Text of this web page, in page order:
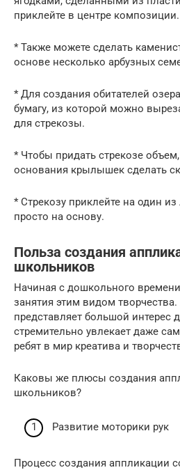
приклейте в центре композиции.
* Также можете сделать
основе несколько арбузных
* Для создания обитателей
бумагу, из которой можно
для стрекозы.
* Чтобы придать стрекозе
основания крылышек сделать
* Стрекозу приклейте на один
просто на основу.
Польза создания
школьников
Начиная с дошкольного
занятия этим видом
представляет большой интерес
стремительно увлекает даже
ребят в мир креатива и
Каковы же плюсы создания
школьников?
Развитие моторики рук
Процесс создания аппликации